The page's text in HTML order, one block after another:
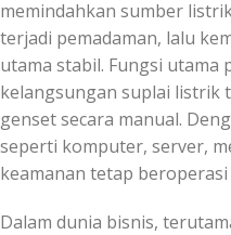
memindahkan sumber
terjadi pemadaman, lalu
utama stabil. Fungsi utama
kelangsungan suplai listrik
genset secara manual.
seperti komputer, server,
keamanan tetap
Dalam dunia bisnis,